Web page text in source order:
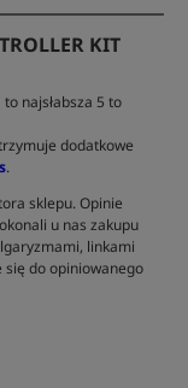
KIT
najsłabsza 5 to
dodatkowe
.
sklepu. Opinie
u nas zakupu
linkami
się do opiniowanego